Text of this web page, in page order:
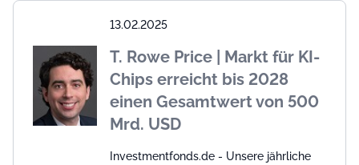
13.02.2025
T. Rowe Price | Markt für KI-
Chips erreicht bis 2028
einen Gesamtwert von 500
Mrd. USD
Investmentfonds.de - Unsere jährliche